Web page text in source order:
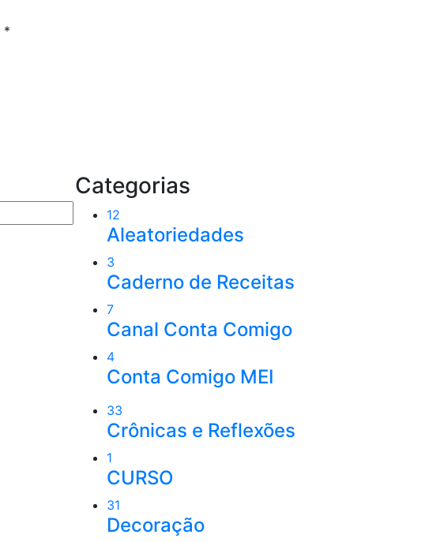
*
Categorias
12
Aleatoriedades
3
Caderno de Receitas
7
Canal Conta Comigo
4
Conta Comigo MEI
33
Crônicas e Reflexões
1
CURSO
31
Decoração